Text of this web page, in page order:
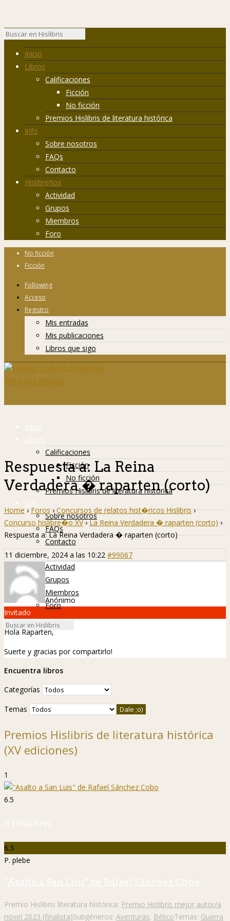
Inicio
Libros
Calificaciones
Ficción
No ficción
Premios Hislibris de literatura histórica
Info
Sobre nosotros
FAQs
Contacto
Hislibreños
Actividad
Grupos
Miembros
Foro
No ficción
Ficción
Following
Acceso
Registro
Mis entradas
Mis publicaciones
Libros que sigo
Inicio
Libros
Calificaciones
Ficción
No ficción
Premios Hislibris de literatura histórica
Info
Sobre nosotros
FAQs
Contacto
Hislibreños
Actividad
Grupos
Miembros
Foro
Respuesta a: La Reina
Verdadera � raparten (corto)
Home › Foros › Concursos de relatos hist�ricos Hislibris ›
Concurso hislibre�o XV › La Reina Verdadera � raparten (corto) ›
Respuesta a: La Reina Verdadera � raparten (corto)
11 diciembre, 2024 a las 10:22 #99067
Anónimo
Invitado
Hola Raparten,
Suerte y gracias por compartirlo!
Encuentra libros
Categorías
Temas
Premios Hislibris de literatura histórica
(XV ediciones)
1
6.5
P. Hislibris
6.3
P. plebe
"Asalto a San Luis" de Rafael Sánchez Cobo
Premio Hislibris literatura histórica: Premio Hislibris mejor autor/a
novel 2023 (finalista)Subgéneros: Aventuras, BélicoTemas: Guerra